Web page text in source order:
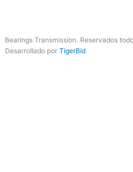
Bearings Transmission. Reservados
Desarrollado por TigerBid